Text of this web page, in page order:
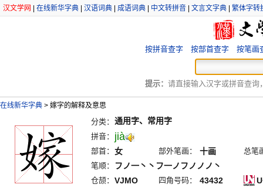
汉文学网 在线新华字典 汉语词典 成语词典 中文转拼音 文言文字典 繁体字转
按拼音查字 按部首查字 按笔画
提示： 请直接输入汉字或拼音查询
在线新华字典 > 嫁字的解释及意思
分类： 通用字、常用字
拼音： jià
部首： 女 部外笔画： 十画
总笔
笔顺：
フノ一丶丶フ一ノフノノノ丶
仓颉： VJMO 四角号码： 43432